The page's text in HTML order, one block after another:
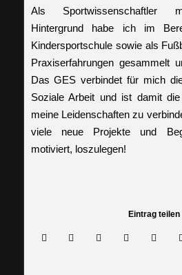
Als Sportwissenschaftler
Hintergrund habe ich im
Kindersportschule sowie als
Praxiserfahrungen gesammelt
Das GES verbindet für mich
Soziale Arbeit und ist damit
meine Leidenschaften zu
viele neue Projekte und
motiviert, loszulegen!
Eintrag teilen